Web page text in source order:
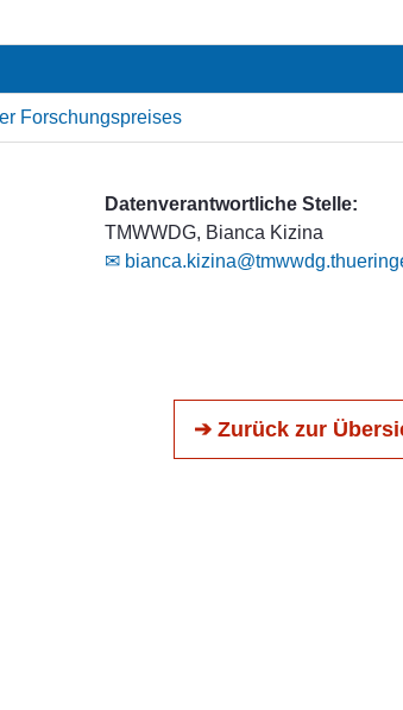
Forschungspreises
Datenverantwortliche Stelle:
TMWWDG, Bianca Kizina
✉
➔ Zurück zur